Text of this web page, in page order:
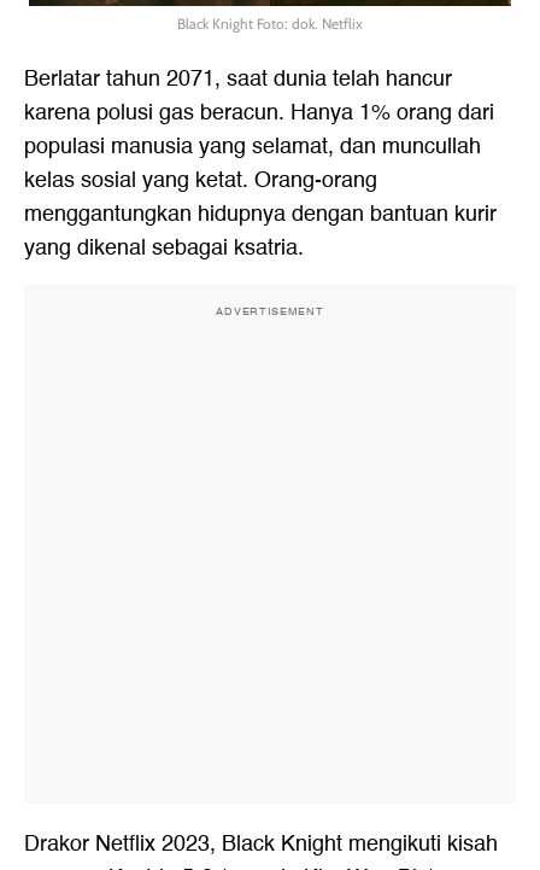
Black Knight Foto: dok. Netflix
Berlatar tahun 2071, saat dunia telah hancur
karena polusi gas beracun. Hanya 1% orang dari
populasi manusia yang selamat, dan muncullah
kelas sosial yang ketat. Orang-orang
menggantungkan hidupnya dengan bantuan kurir
yang dikenal sebagai ksatria.
ADVERTISEMENT
Drakor Netflix 2023, Black Knight mengikuti kisah